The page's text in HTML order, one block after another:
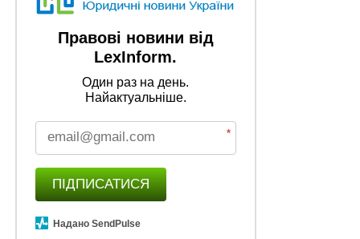
Правові новини від
LexInform.
Один раз на день.
Найактуальніше.
*
ПІДПИСАТИСЯ
Надано SendPulse